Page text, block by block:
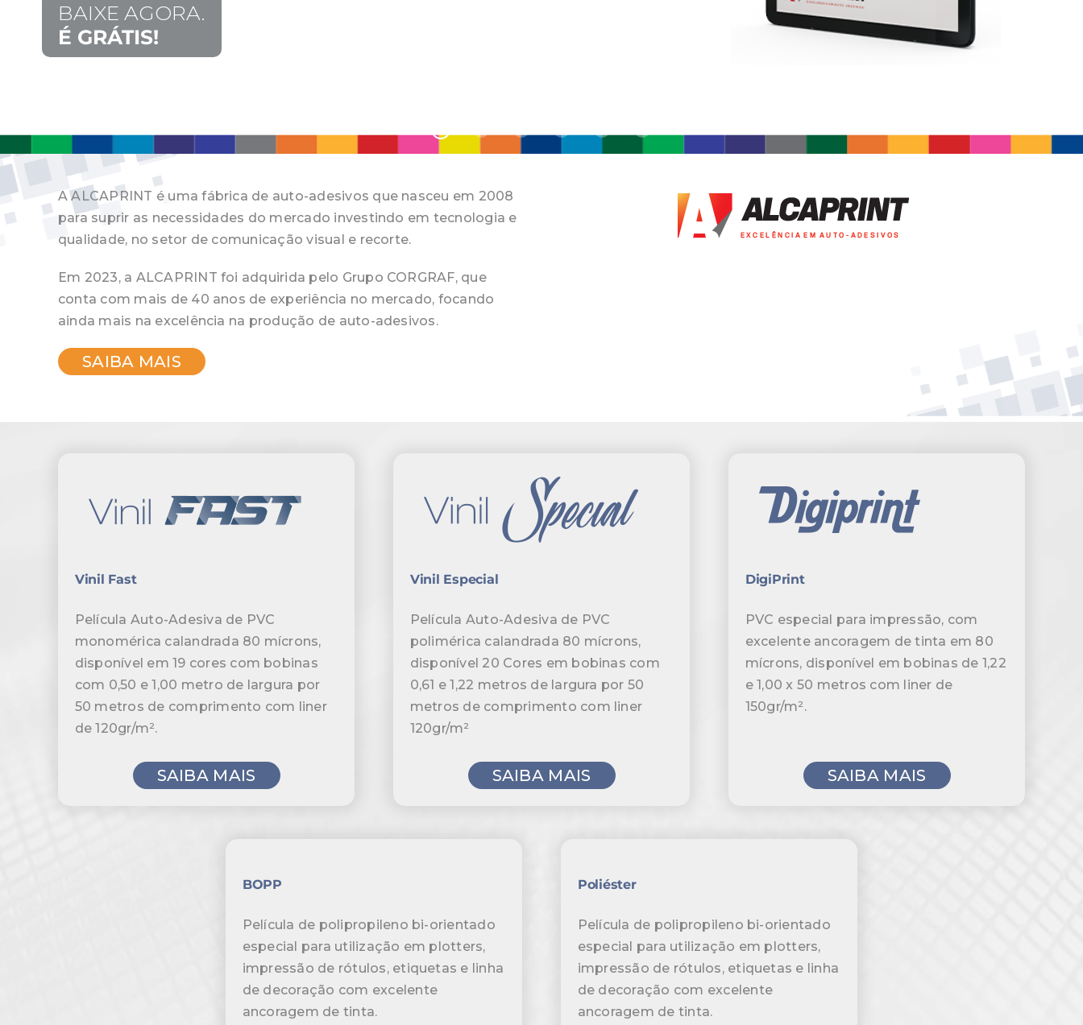
BAIXE AGORA.
É GRÁTIS!
A ALCAPRINT é uma fábrica de auto-adesivos que nasceu em 2008
para suprir as necessidades do mercado investindo em tecnologia e
qualidade, no setor de comunicação visual e recorte.
Em 2023, a ALCAPRINT foi adquirida pelo Grupo CORGRAF, que
conta com mais de 40 anos de experiência no mercado, focando
ainda mais na excelência na produção de auto-adesivos.
SAIBA MAIS
Vinil Fast
Película Auto-Adesiva de PVC
monomérica calandrada 80 mícrons,
disponível em 19 cores com bobinas
com 0,50 e 1,00 metro de largura por
50 metros de comprimento com liner
de 120gr/m².
SAIBA MAIS
Vinil Especial
Película Auto-Adesiva de PVC
polimérica calandrada 80 mícrons,
disponível 20 Cores em bobinas com
0,61 e 1,22 metros de largura por 50
metros de comprimento com liner
120gr/m²
SAIBA MAIS
DigiPrint
PVC especial para impressão, com
excelente ancoragem de tinta em 80
mícrons, disponível em bobinas de 1,22
e 1,00 x 50 metros com liner de
150gr/m².
SAIBA MAIS
BOPP
Película de polipropileno bi-orientado
especial para utilização em plotters,
impressão de rótulos, etiquetas e linha
de decoração com excelente
ancoragem de tinta.
Poliéster
Película de polipropileno bi-orientado
especial para utilização em plotters,
impressão de rótulos, etiquetas e linha
de decoração com excelente
ancoragem de tinta.